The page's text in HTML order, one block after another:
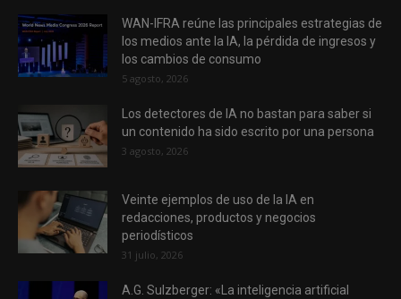
WAN-IFRA reúne las principales estrategias de
los medios ante la IA, la pérdida de ingresos y
los cambios de consumo
5 agosto, 2026
Los detectores de IA no bastan para saber si
un contenido ha sido escrito por una persona
3 agosto, 2026
Veinte ejemplos de uso de la IA en
redacciones, productos y negocios
periodísticos
31 julio, 2026
A.G. Sulzberger: «La inteligencia artificial